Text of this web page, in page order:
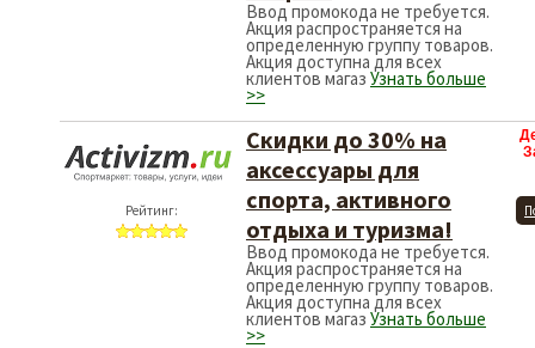
Ввод промокода не требуется.
Акция распространяется на
определенную группу товаров.
Акция доступна для всех
клиентов магаз Узнать больше
>>
Рейтинг:
Скидки до 30% на
аксессуары для
спорта, активного
отдыха и туризма!
Ввод промокода не требуется.
Акция распространяется на
определенную группу товаров.
Акция доступна для всех
клиентов магаз Узнать больше
>>